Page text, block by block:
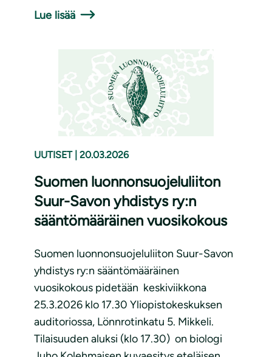
Lue lisää
UUTISET 20.03.2026
Suomen luonnonsuojeluliiton
Suur-Savon yhdistys ry:n
sääntömääräinen vuosikokous
Suomen luonnonsuojeluliiton Suur-Savon
yhdistys ry:n sääntömääräinen
vuosikokous pidetään keskiviikkona
25.3.2026 klo 17.30 Yliopistokeskuksen
auditoriossa, Lönnrotinkatu 5. Mikkeli.
Tilaisuuden aluksi (klo 17.30) on biologi